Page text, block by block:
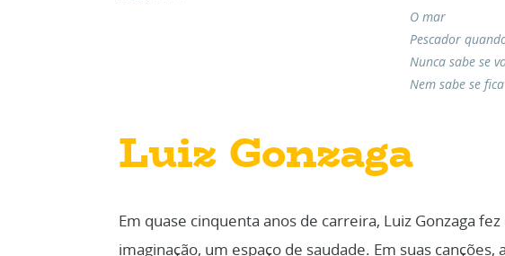
O mar
Pescador
Nunca sabe se
Nem sabe se fica
Luiz Gonzaga
Em quase cinquenta anos de carreira, Luiz Gonzaga
imaginação, um espaço de saudade. Em suas canções,